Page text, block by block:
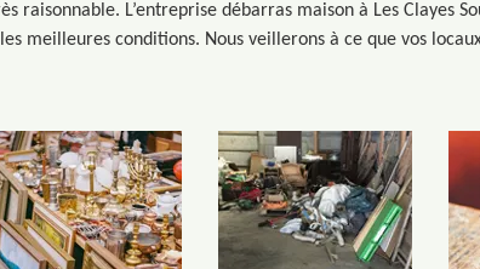
raisonnable. L’entreprise débarras maison à Les Clayes
meilleures conditions. Nous veillerons à ce que vos